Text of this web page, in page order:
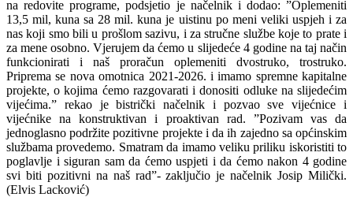
na redovite programe, podsjetio je načelnik i dodao: ”Oplemeniti
13,5 mil, kuna sa 28 mil. kuna je uistinu po meni veliki uspjeh i za
nas koji smo bili u prošlom sazivu, i za stručne službe koje to prate i
za mene osobno. Vjerujem da ćemo u slijedeće 4 godine na taj način
funkcionirati i naš proračun oplemeniti dvostruko, trostruko.
Priprema se nova omotnica 2021-2026. i imamo spremne kapitalne
projekte, o kojima ćemo razgovarati i donositi odluke na slijedećim
vijećima.” rekao je bistrički načelnik i pozvao sve vijećnice i
vijećnike na konstruktivan i proaktivan rad. ”Pozivam vas da
jednoglasno podržite pozitivne projekte i da ih zajedno sa općinskim
službama provedemo. Smatram da imamo veliku priliku iskoristiti to
poglavlje i siguran sam da ćemo uspjeti i da ćemo nakon 4 godine
svi biti pozitivni na naš rad”- zaključio je načelnik Josip Milički.
(Elvis Lacković)